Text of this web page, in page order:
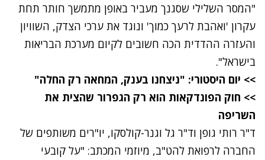
"המסר השלילי שסגנך מעביר באופן מתמשך חותר תחת
עקרון 'ואהבת לרעך כמוך' ונוגד את ערכי הצדק, השוויון
והעזרה ההדדית הכה חשובים לקיום מערכת הבריאות
בישראל".
>> יום היסטורי: "ניצחנו בענק, המחאה רק החלה"
>> חוק הפונדקאות הוא רק הגפרור שהצית את
השריפה
ד"ר רותי גופן וד"ר גל וגנר-קולסקו, יו"רים משותפים של
החברה לרפואת להט"ב, מיוזמי המכתב: "על קובעי